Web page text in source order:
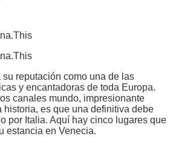
reputación como una de las
y encantadoras de toda Europa.
canales mundo, impresionante
historia, es que una definitiva debe
por Italia. Aquí hay cinco lugares que
estancia en Venecia.